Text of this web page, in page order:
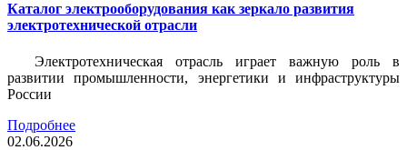
Каталог электрооборудования как зеркало развития
электротехнической отрасли
Электротехническая отрасль играет важную роль в
развитии промышленности, энергетики и инфраструктуры
России
Подробнее
02.06.2026